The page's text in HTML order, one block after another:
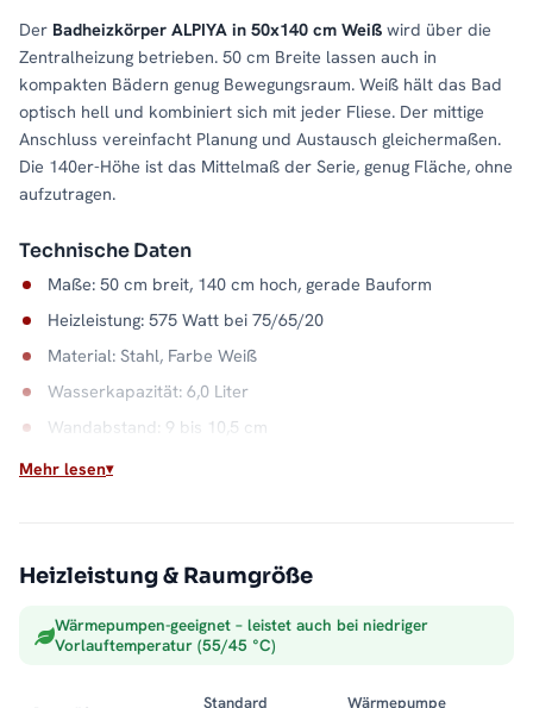
Der Badheizkörper ALPIYA in 50x140 cm Weiß wird über die
Zentralheizung betrieben. 50 cm Breite lassen auch in
kompakten Bädern genug Bewegungsraum. Weiß hält das Bad
optisch hell und kombiniert sich mit jeder Fliese. Der mittige
Anschluss vereinfacht Planung und Austausch gleichermaßen.
Die 140er-Höhe ist das Mittelmaß der Serie, genug Fläche, ohne
aufzutragen.
Technische Daten
Maße: 50 cm breit, 140 cm hoch, gerade Bauform
Heizleistung: 575 Watt bei 75/65/20
Material: Stahl, Farbe Weiß
Wasserkapazität: 6,0 Liter
Wandabstand: 9 bis 10,5 cm
Max. Betriebsdruck: 5 bar
zuverlässige Wärme für Bad und Handtücher. Die gerader
Größen und Ausführungen der Serie finden Sie in der Kategorie
Mehr lesen
Heizleistung & Raumgröße
Wärmepumpen-geeignet – leistet auch bei niedriger
Vorlauftemperatur (55/45 °C)
Standard Wärmepumpe